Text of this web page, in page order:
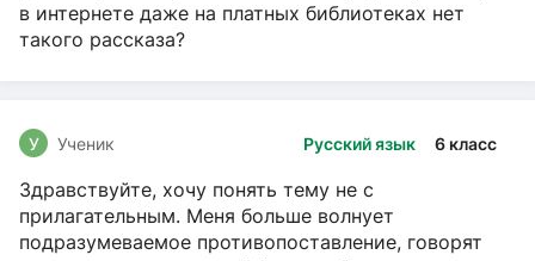
в интернете даже на платных библиотеках нет
такого рассказа?
Русский язык 6 класс
У Ученик
Здравствуйте, хочу понять тему не с
прилагательным. Меня больше волнует
подразумеваемое противопоставление, говорят